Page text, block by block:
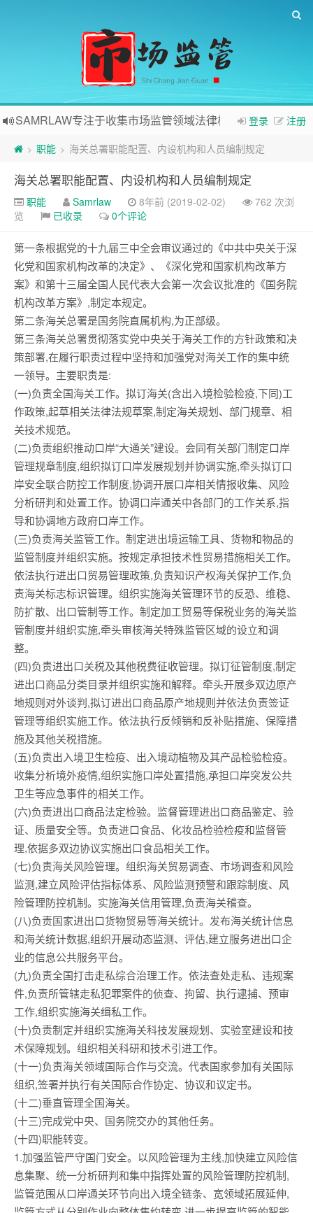
登录 注册
SAMRLAW专注于收集市场监管领域法律相关内容
> 职能 > 海关总署职能配置、内设机构和人员编制规定
海关总署职能配置、内设机构和人员编制规定
职能 Samrlaw 8年前 (2019-02-02)
762 次浏
览
已收录 0个评论
第一条根据党的十九届三中全会审议通过的《中共中央关于深
化党和国家机构改革的决定》、《深化党和国家机构改革方
案》和第十三届全国人民代表大会第一次会议批准的《国务院
机构改革方案》,制定本规定。
第二条海关总署是国务院直属机构,为正部级。
第三条海关总署贯彻落实党中央关于海关工作的方针政策和决
策部署,在履行职责过程中坚持和加强党对海关工作的集中统
一领导。主要职责是:
(一)负责全国海关工作。拟订海关(含出入境检验检疫,下同)工
作政策,起草相关法律法规草案,制定海关规划、部门规章、相
关技术规范。
(二)负责组织推动口岸“大通关”建设。会同有关部门制定口岸
管理规章制度,组织拟订口岸发展规划并协调实施,牵头拟订口
岸安全联合防控工作制度,协调开展口岸相关情报收集、风险
分析研判和处置工作。协调口岸通关中各部门的工作关系,指
导和协调地方政府口岸工作。
(三)负责海关监管工作。制定进出境运输工具、货物和物品的
监管制度并组织实施。按规定承担技术性贸易措施相关工作。
依法执行进出口贸易管理政策,负责知识产权海关保护工作,负
责海关标志标识管理。组织实施海关管理环节的反恐、维稳、
防扩散、出口管制等工作。制定加工贸易等保税业务的海关监
管制度并组织实施,牵头审核海关特殊监管区域的设立和调
整。
(四)负责进出口关税及其他税费征收管理。拟订征管制度,制定
进出口商品分类目录并组织实施和解释。牵头开展多双边原产
地规则对外谈判,拟订进出口商品原产地规则并依法负责签证
管理等组织实施工作。依法执行反倾销和反补贴措施、保障措
施及其他关税措施。
(五)负责出入境卫生检疫、出入境动植物及其产品检验检疫。
收集分析境外疫情,组织实施口岸处置措施,承担口岸突发公共
卫生等应急事件的相关工作。
(六)负责进出口商品法定检验。监督管理进出口商品鉴定、验
证、质量安全等。负责进口食品、化妆品检验检疫和监督管
理,依据多双边协议实施出口食品相关工作。
(七)负责海关风险管理。组织海关贸易调查、市场调查和风险
监测,建立风险评估指标体系、风险监测预警和跟踪制度、风
险管理防控机制。实施海关信用管理,负责海关稽查。
(八)负责国家进出口货物贸易等海关统计。发布海关统计信息
和海关统计数据,组织开展动态监测、评估,建立服务进出口企
业的信息公共服务平台。
(九)负责全国打击走私综合治理工作。依法查处走私、违规案
件,负责所管辖走私犯罪案件的侦查、拘留、执行逮捕、预审
工作,组织实施海关缉私工作。
(十)负责制定并组织实施海关科技发展规划、实验室建设和技
术保障规划。组织相关科研和技术引进工作。
(十一)负责海关领域国际合作与交流。代表国家参加有关国际
组织,签署并执行有关国际合作协定、协议和议定书。
(十二)垂直管理全国海关。
(十三)完成党中央、国务院交办的其他任务。
(十四)职能转变。
1.加强监管严守国门安全。以风险管理为主线,加快建立风险信
息集聚、统一分析研判和集中指挥处置的风险管理防控机制,
监管范围从口岸通关环节向出入境全链条、宽领域拓展延伸,